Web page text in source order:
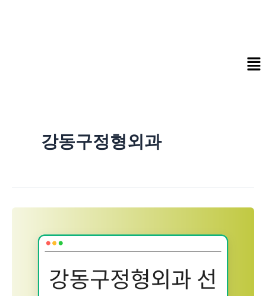
강동구정형외과